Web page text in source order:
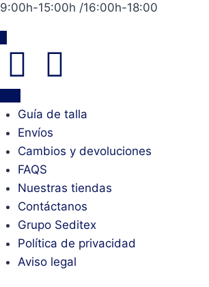
9:00h-15:00h /16:00h-18:00
Guía de talla
Envíos
Cambios y devoluciones
FAQS
Nuestras tiendas
Contáctanos
Grupo Seditex
Política de privacidad
Aviso legal